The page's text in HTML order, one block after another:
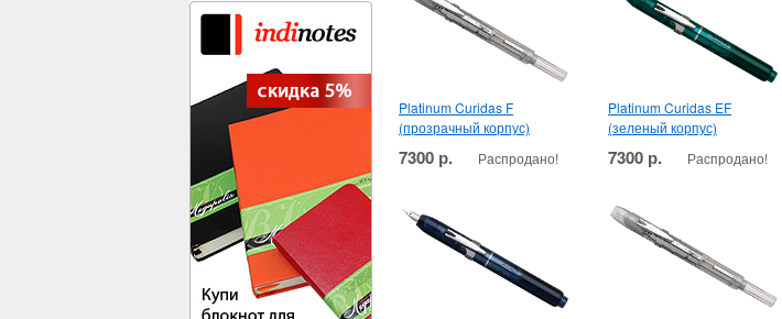
Platinum Curidas F
(прозрачный корпус)
7300 р. Распродано!
Platinum Curidas EF
(зеленый корпус)
7300 р. Распродано!